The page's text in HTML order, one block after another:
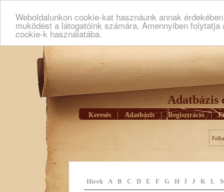
Weboldalunkon cookie-kat hasznáunk annak
muködést a látogatóink számára. Amennyiben
cookie-k használatába.
Adatbázis
Keresés Adatbázis | Regisztráció |
Hírek A B C D E F G H I J K L